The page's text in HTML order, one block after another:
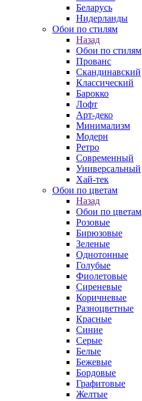
Беларусь
Нидерланды
Обои по стилям
Назад
Обои по стилям
Прованс
Скандинавский
Классический
Барокко
Лофт
Арт-деко
Минимализм
Модерн
Ретро
Современный
Универсальный
Хай-тек
Обои по цветам
Назад
Обои по цветам
Розовые
Бирюзовые
Зеленые
Однотонные
Голубые
Фиолетовые
Сиреневые
Коричневые
Разноцветные
Красные
Синие
Серые
Белые
Бежевые
Бордовые
Графитовые
Желтые